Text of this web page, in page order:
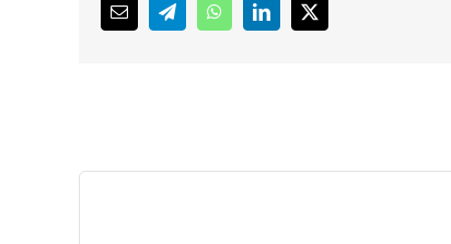
X
LinkedIn
WhatsApp
Telegram
Email